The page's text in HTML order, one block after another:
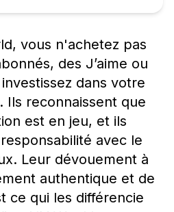
vous n'achetez pas
des J’aime ou
dans votre
Ils reconnaissent que
est en jeu, et ils
avec le
Leur dévouement à
authentique et de
ce qui les différencie